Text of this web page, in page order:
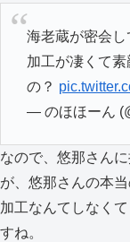
海老蔵が密会
加工が凄くて
の？
— のほほーん
なので、悠那さん
が、悠那さんの本
加工なんてしなく
すね。